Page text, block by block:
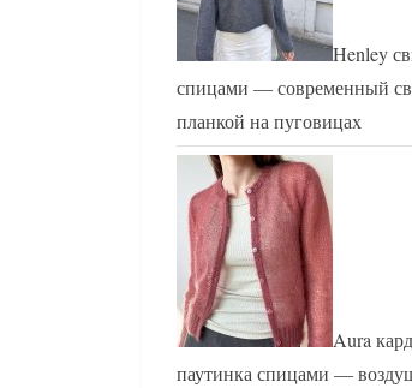
Henley
спицами — современный
планкой на пуговицах
Aura
паутинка спицами —